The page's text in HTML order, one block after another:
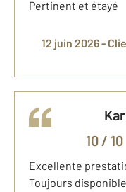
Pertinent et étayé
12 juin 2026 -
10/ 10
Excellente
Toujours